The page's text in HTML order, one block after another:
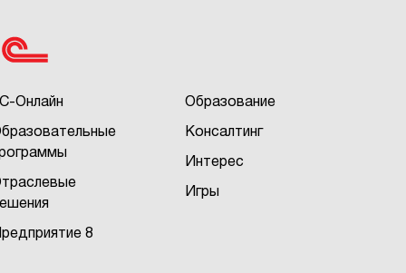
Онлайн
8
Образование
Консалтинг
Интерес
Игры